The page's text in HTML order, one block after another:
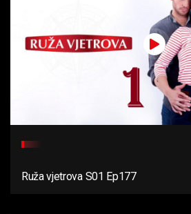
Ruža vjetrova S01 Ep177